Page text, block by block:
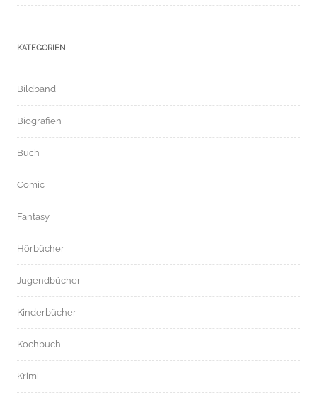
KATEGORIEN
Bildband
Biografien
Buch
Comic
Fantasy
Hörbücher
Jugendbücher
Kinderbücher
Kochbuch
Krimi